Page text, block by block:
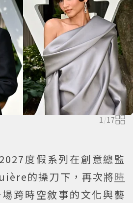
1/17
2027度假系列在創意總監
的操刀下，再次將時
跨時空敘事的文化與藝